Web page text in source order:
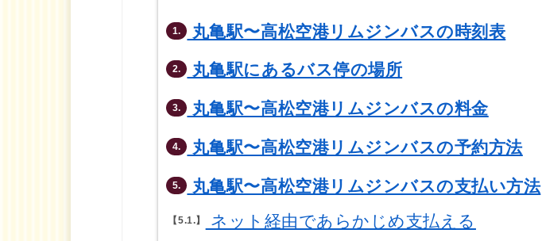
1. 丸亀駅〜高松空港リムジンバスの時刻表
2. 丸亀駅にあるバス停の場所
3. 丸亀駅〜高松空港リムジンバスの料金
4. 丸亀駅〜高松空港リムジンバスの予約方法
5. 丸亀駅〜高松空港リムジンバスの支払い方法
5.1. ネット経由であらかじめ支払える